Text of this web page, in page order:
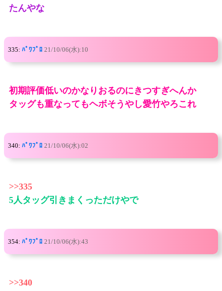
たんやな
335: ﾊﾟﾜﾌﾟﾛ 21/10/06(水):10
初期評価低いのかなりおるのにきつすぎへんか
タッグも重なってもヘボそうやし愛竹やろこれ
340: ﾊﾟﾜﾌﾟﾛ 21/10/06(水):02
>>335
5人タッグ引きまくっただけやで
354: ﾊﾟﾜﾌﾟﾛ 21/10/06(水):43
>>340